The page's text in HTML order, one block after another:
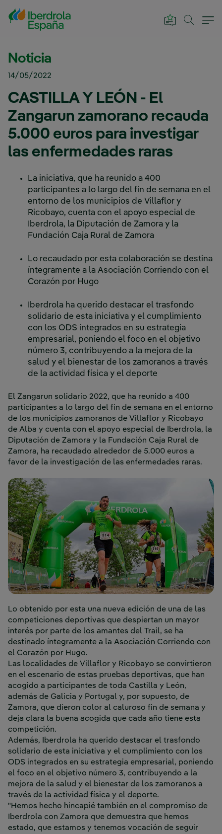
Saltar al contenido principal
Noticia
14/05/2022
CASTILLA Y LEÓN - El
Zangarun zamorano recauda
5.000 euros para investigar
las enfermedades raras
La iniciativa, que ha reunido a 400
participantes a lo largo del fin de semana en el
entorno de los municipios de Villaflor y
Ricobayo, cuenta con el apoyo especial de
Iberdrola, la Diputación de Zamora y la
Fundación Caja Rural de Zamora
Lo recaudado por esta colaboración se destina
íntegramente a la Asociación Corriendo con el
Corazón por Hugo
Iberdrola ha querido destacar el trasfondo
solidario de esta iniciativa y el cumplimiento
con los ODS integrados en su estrategia
empresarial, poniendo el foco en el objetivo
número 3, contribuyendo a la mejora de la
salud y el bienestar de los zamoranos a través
de la actividad física y el deporte
El Zangarun solidario 2022, que ha reunido a 400
participantes a lo largo del fin de semana en el entorno
de los municipios zamoranos de Villaflor y Ricobayo
de Alba y cuenta con el apoyo especial de Iberdrola, la
Diputación de Zamora y la Fundación Caja Rural de
Zamora, ha recaudado alrededor de 5.000 euros a
favor de la investigación de las enfermedades raras.
Lo obtenido por esta una nueva edición de una de las
competiciones deportivas que despiertan un mayor
interés por parte de los amantes del Trail, se ha
destinado íntegramente a la Asociación Corriendo con
el Corazón por Hugo.
Las localidades de Villaflor y Ricobayo se convirtieron
en el escenario de estas pruebas deportivas, que han
acogido a participantes de toda Castilla y León,
además de Galicia y Portugal y, por supuesto, de
Zamora, que dieron color al caluroso fin de semana y
deja clara la buena acogida que cada año tiene esta
competición.
Además, Iberdrola ha querido destacar el trasfondo
solidario de esta iniciativa y el cumplimiento con los
ODS integrados en su estrategia empresarial, poniendo
el foco en el objetivo número 3, contribuyendo a la
mejora de la salud y el bienestar de los zamoranos a
través de la actividad física y el deporte.
"Hemos hecho hincapié también en el compromiso de
Iberdrola con Zamora que demuestra que hemos
estado, que estamos y tenemos vocación de seguir